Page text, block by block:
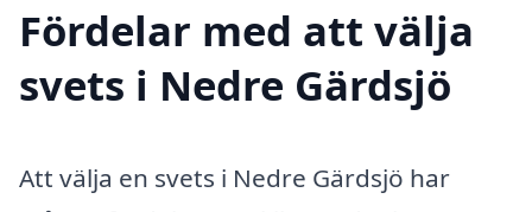
Fördelar med att välja
svets i Nedre Gärdsjö
Att välja en svets i Nedre Gärdsjö har